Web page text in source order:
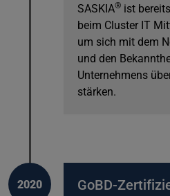
SASKIA® ist
beim Cluster IT
um sich mit dem
und den
Unternehmens
stärken.
GoBD-
2020